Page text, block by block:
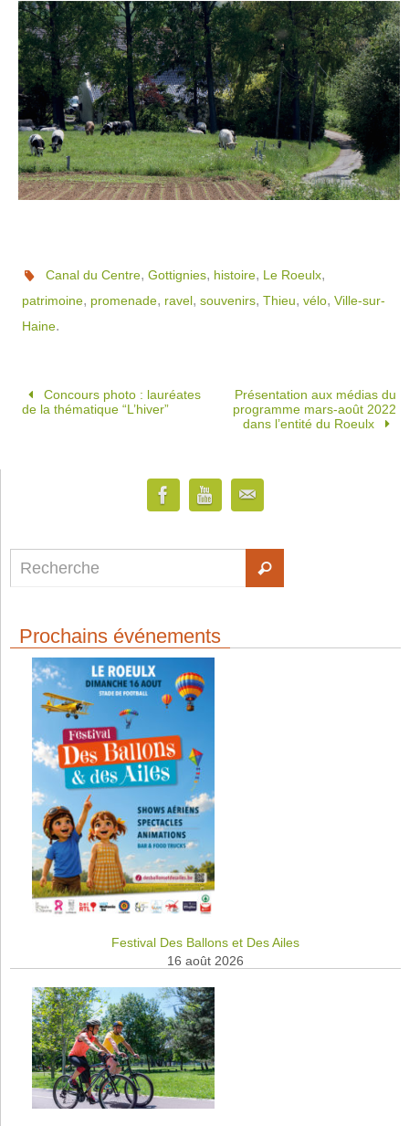
Canal du Centre,Gottignies, histoire, Le Roeulx,
patrimoine, promenade, ravel, souvenirs, Thieu, vélo, Ville-sur-
Haine.
Concours photo : lauréates
de la thématique “L’hiver”
Présentation aux médias du
programme mars-août 2022
dans l’entité du Roeulx
Prochains événements
Festival Des Ballons et Des Ailes
16 août 2026